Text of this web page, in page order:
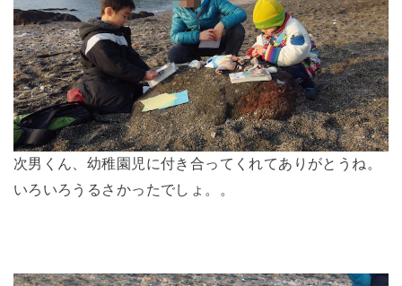
次男くん、幼稚園児に付き合ってくれてありがとうね。
いろいろうるさかったでしょ。。